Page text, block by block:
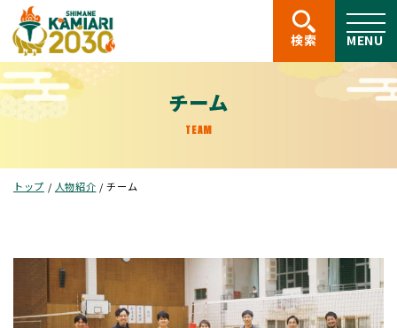
このページの本文へ
検索 MENU
チーム
TEAM
現
在
トップ / 人物紹介 /チーム